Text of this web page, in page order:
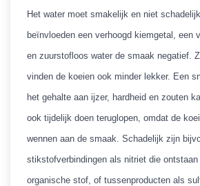
Het water moet smakelijk en niet
beïnvloeden een verhoogd kiemgetal, een
en zuurstofloos water de smaak negatief.
vinden de koeien ook minder lekker. Een
het gehalte aan ijzer, hardheid en zouten
ook tijdelijk doen teruglopen, omdat de
wennen aan de smaak. Schadelijk zijn
stikstofverbindingen als nitriet die
organische stof, of tussenproducten als